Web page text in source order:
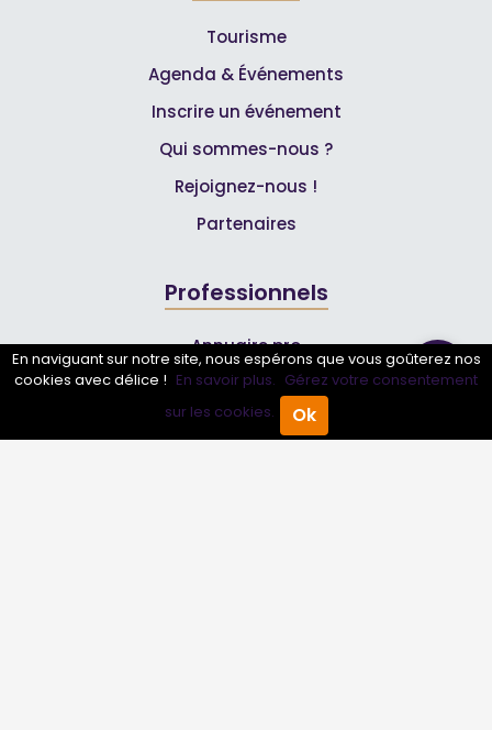
Annuaire Pro Agenda
Tourisme
Agenda & Événements
Inscrire un événement
Qui sommes-nous ?
Rejoignez-nous !
Partenaires
Professionnels
Annuaire pro
Inscrire mon entreprise
Les Abonnements Pros
En naviguant sur notre site, nous espérons que vous goûterez nos
cookies avec délice ! En savoir plus. Gérez votre consentement
sur les cookies.
Ok